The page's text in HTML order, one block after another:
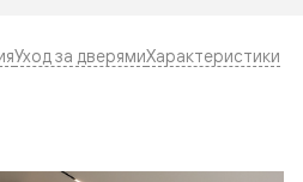
Уход за дверямиХарактеристики